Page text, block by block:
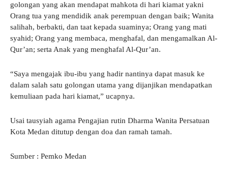
golongan yang akan mendapat mahkota di hari kiamat yakni
Orang tua yang mendidik anak perempuan dengan baik; Wanita
salihah, berbakti, dan taat kepada suaminya; Orang yang mati
syahid; Orang yang membaca, menghafal, dan mengamalkan Al-
Qur’an; serta Anak yang menghafal Al-Qur’an.
“Saya mengajak ibu-ibu yang hadir nantinya dapat masuk ke
dalam salah satu golongan utama yang dijanjikan mendapatkan
kemuliaan pada hari kiamat,” ucapnya.
Usai tausyiah agama Pengajian rutin Dharma Wanita Persatuan
Kota Medan ditutup dengan doa dan ramah tamah.
Sumber : Pemko Medan